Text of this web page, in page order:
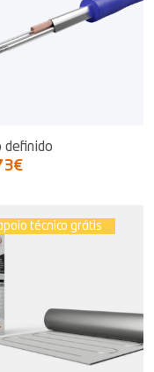
definido
técnico grátis